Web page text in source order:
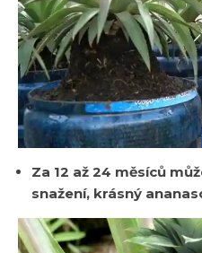
Za 12 až 24 měsíců
snažení, krásný